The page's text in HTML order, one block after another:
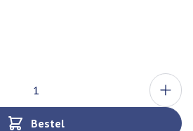
Bestel